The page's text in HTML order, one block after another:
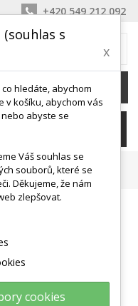
+420 549 212 092
0 Kč
Míče
s
x
hledáte, abychom
v košíku, abychom vás
abyste se
Váš souhlas se
souborů, které se
Děkujeme, že nám
zlepšovat.
cookies